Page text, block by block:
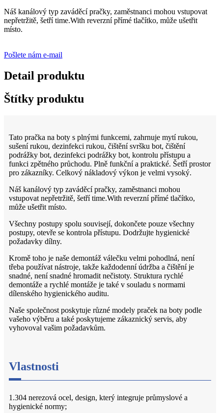
Náš kanálový typ zaváděcí pračky, zaměstnanci mohou vstupovat
nepřetržitě, šetří time.With reverzní přímé tlačítko, může ušetřit
místo.
Pošlete nám e-mail
Detail produktu
Štítky produktu
Tato pračka na boty s plnými funkcemi, zahrnuje mytí rukou,
sušení rukou, dezinfekci rukou, čištění svršku bot, čištění
podrážky bot, dezinfekci podrážky bot, kontrolu přístupu a
funkci zpětného průchodu. Plně funkční a praktické. Šetří prostor
pro zákazníky. Celkový nákladový výkon je velmi vysoký.
Náš kanálový typ zaváděcí pračky, zaměstnanci mohou
vstupovat nepřetržitě, šetří time.With reverzní přímé tlačítko,
může ušetřit místo.
Všechny postupy spolu souvisejí, dokončete pouze všechny
postupy, otevře se kontrola přístupu. Dodržujte hygienické
požadavky dílny.
Kromě toho je naše demontáž válečku velmi pohodlná, není
třeba používat nástroje, takže každodenní údržba a čištění je
snadné, není snadné hromadit nečistoty. Struktura rychlé
demontáže a rychlé montáže je také v souladu s normami
dílenského hygienického auditu.
Naše společnost poskytuje různé modely praček na boty podle
vašeho výběru a také poskytujeme zákaznický servis, aby
vyhovoval vašim požadavkům.
Vlastnosti
1.304 nerezová ocel, design, který integruje průmyslové a
hygienické normy;